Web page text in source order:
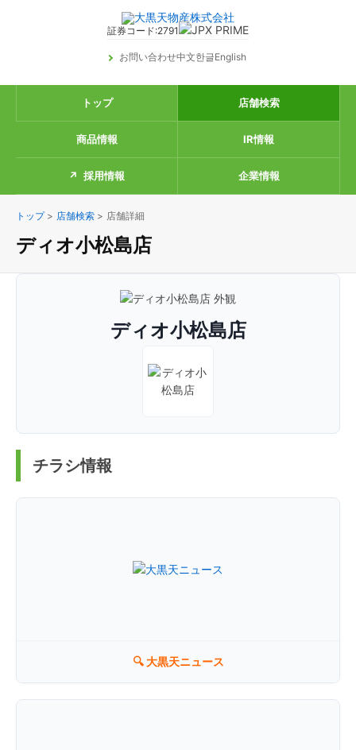
証券コード:2791
お問い合わせ中文한글English
トップ 店舗検索
商品情報 IR情報
採用情報 企業情報
トップ> 店舗検索 > 店舗詳細
ディオ小松島店
ディオ小松島店
チラシ情報
🔍 大黒天ニュース